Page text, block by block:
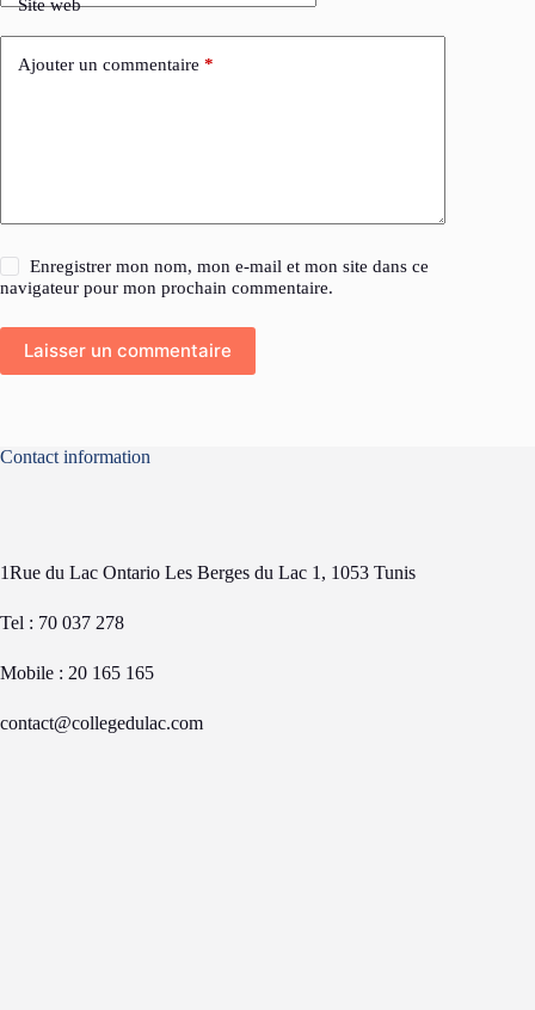
Site web
Ajouter un commentaire *
Enregistrer mon nom, mon e-mail et mon site dans ce
navigateur pour mon prochain commentaire.
Laisser un commentaire
Contact information
1Rue du Lac Ontario Les Berges du Lac 1, 1053 Tunis
Tel : 70 037 278
Mobile : 20 165 165
contact@collegedulac.com